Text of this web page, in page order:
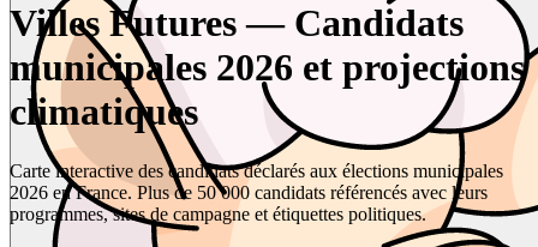
Villes Futures — Candidats
municipales 2026 et projections
climatiques
Carte interactive des candidats déclarés aux élections municipales
2026 en France. Plus de 50 000 candidats référencés avec leurs
programmes, sites de campagne et étiquettes politiques.